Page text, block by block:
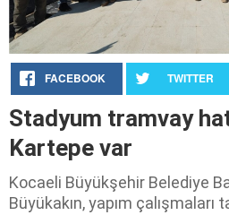
FACEBOOK TWITTER
Stadyum tramvay
Kartepe var
Kocaeli Büyükşehir Belediye
Büyükakın, yapım